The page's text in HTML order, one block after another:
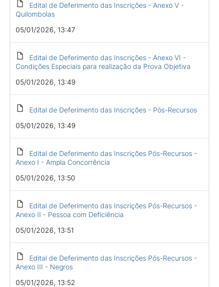
Edital de Deferimento das Inscrições - Anexo V -
Quilombolas
05/01/2026, 13:47
Edital de Deferimento das Inscrições - Anexo VI -
Condições Especiais para realização da Prova Objetiva
05/01/2026, 13:49
Edital de Deferimento das Inscrições - Pós-Recursos
05/01/2026, 13:49
Edital de Deferimento das Inscrições Pós-Recursos -
Anexo I - Ampla Concorrência
05/01/2026, 13:50
Edital de Deferimento das Inscrições Pós-Recursos -
Anexo II - Pessoa com Deficiência
05/01/2026, 13:51
Edital de Deferimento das Inscrições Pós-Recursos -
Anexo III - Negros
05/01/2026, 13:52